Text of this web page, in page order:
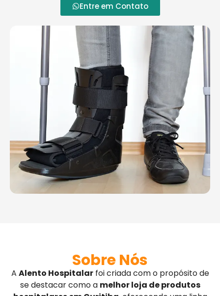
Entre em Contato
Sobre Nós
A Alento Hospitalarfoi criada com o propósito de
se destacar como a melhor loja de produtos